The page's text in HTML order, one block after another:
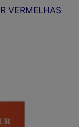
VERMELHAS